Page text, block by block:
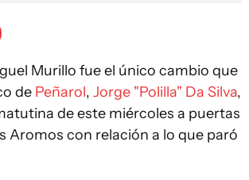
Murillo fue el único cambio que
de Peñarol, Jorge "Polilla" Da Silva,
de este miércoles a puertas
Aromos con relación a lo que paró